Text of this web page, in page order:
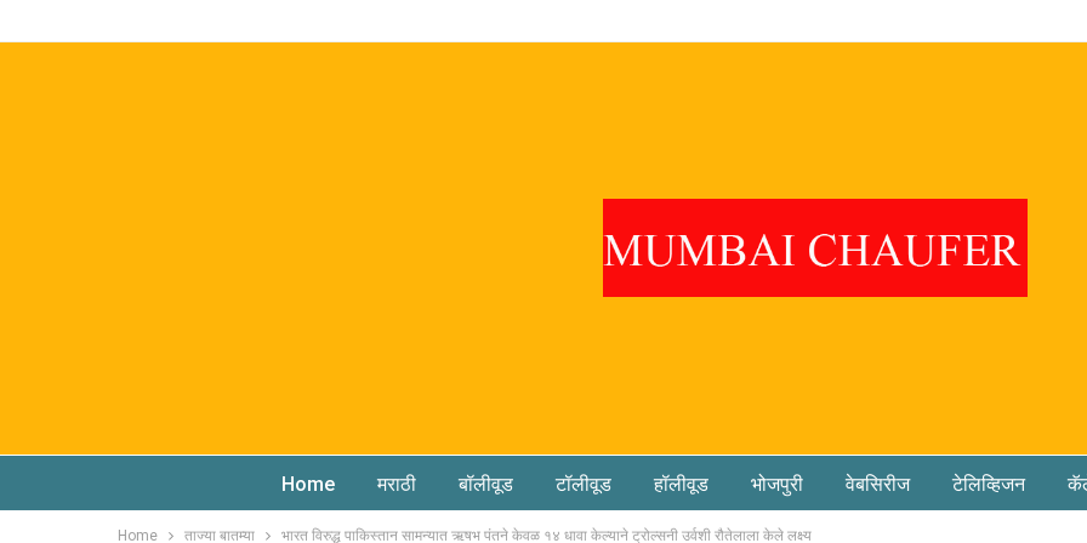
Home मराठी बॉलीवूड टॉलीवूड हॉलीवूड भोजपुरी वेबसिरीज टेलिव्हिजन
Home ताज्या बातम्या भारत विरुद्ध पाकिस्तान सामन्यात ऋषभ पंतने केवळ १४ धावा केल्याने ट्रोल्सनी उर्वशी रौतेलाला केले लक्ष्य